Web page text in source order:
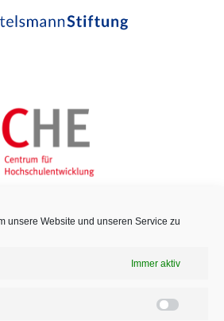
unsere Website und unseren Service zu
Immer aktiv